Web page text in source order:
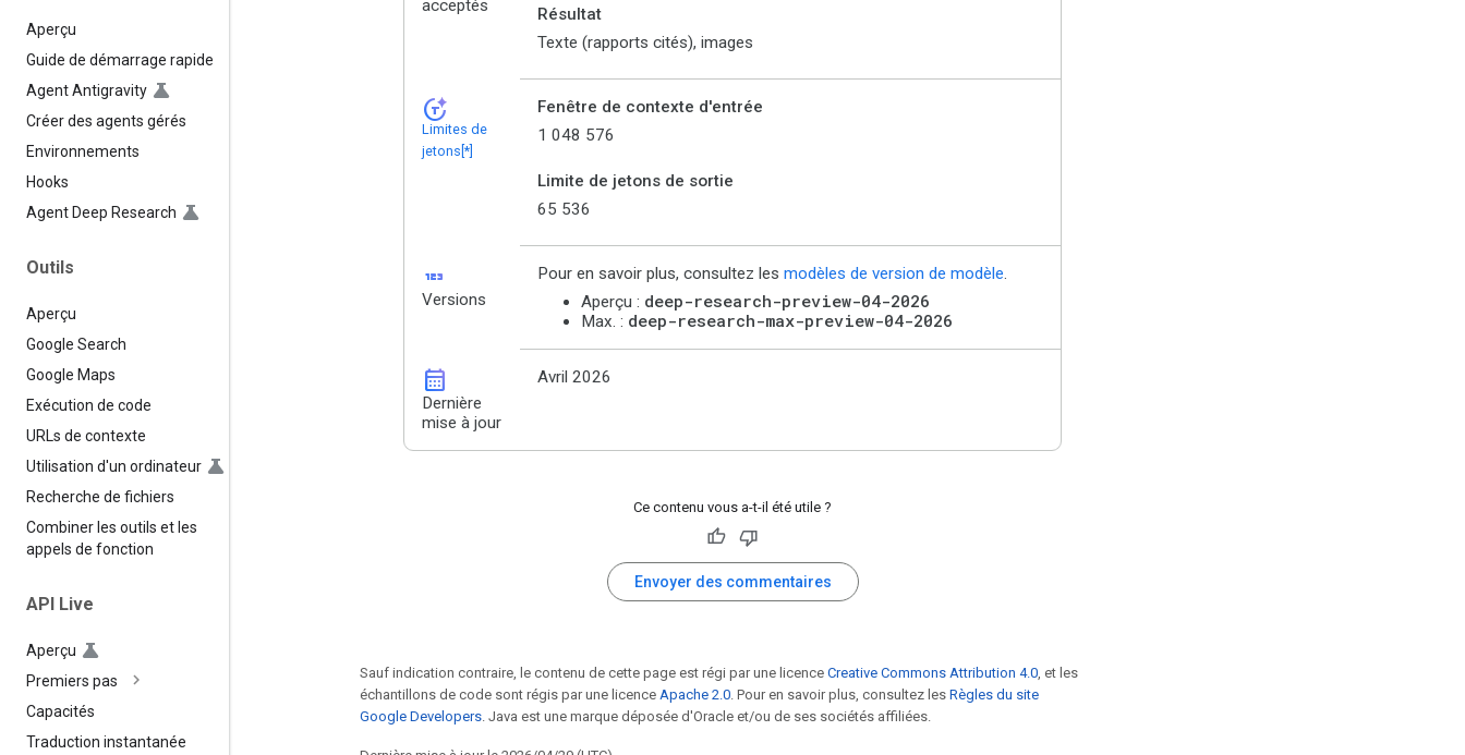
Aperçu
Guide de démarrage rapide
Agent Antigravity
Créer des agents gérés
Environnements
Hooks
Agent Deep Research
Outils
Aperçu
Google Search
Google Maps
Exécution de code
URLs de contexte
Utilisation d'un ordinateur
Recherche de fichiers
Combiner les outils et les
appels de fonction
API Live
Aperçu
Premiers pas
Capacités
Traduction instantanée
acceptés
Résultat
Texte (rapports cités), images
token_auto
Limites de
jetons[*]
Fenêtre de contexte d'entrée
1 048 576
Limite de jetons de sortie
65 536
123
Versions
Pour en savoir plus, consultez les modèles de version de modèle.
Aperçu : deep-research-preview-04-2026
Max. : deep-research-max-preview-04-2026
calendar_month
Dernière
mise à jour
Avril 2026
Ce contenu vous a-t-il été utile ?
Envoyer des commentaires
Sauf indication contraire, le contenu de cette page est régi par une licence Creative Commons Attribution 4.0 , et les
échantillons de code sont régis par une licence Apache 2.0 . Pour en savoir plus, consultez les Règles du site
Google Developers . Java est une marque déposée d'Oracle et/ou de ses sociétés affiliées.